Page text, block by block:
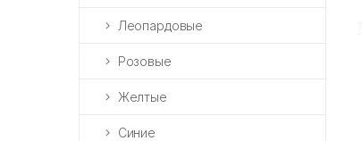
Леопардовые
Розовые
Желтые
Синие